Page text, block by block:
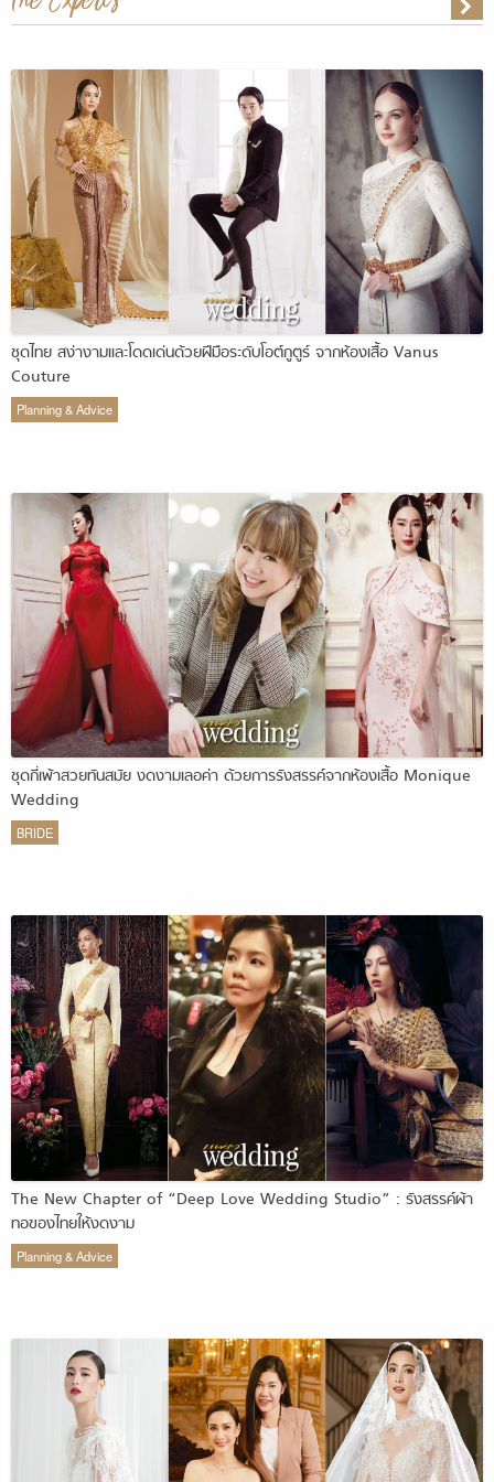
ชุดไทย สง่างามและโดดเด่นด้วยฝีมือระดับโอต์กูตูร์ จากห้องเสื้อ Vanus
Couture
Planning & Advice
ชุดกี่เพ้าสวยทันสมัย งดงามเลอค่า ด้วยการรังสรรค์จากห้องเสื้อ Monique
Wedding
BRIDE
The New Chapter of “Deep Love Wedding Studio” : รังสรรค์ผ้า
ทอของไทยให้งดงาม
Planning & Advice